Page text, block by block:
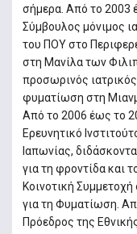
σήμερα. Από το 2003
Σύμβουλος μόνιμος
του ΠΟΥ στο
στη Μανίλα των
προσωρινός
φυματίωση στη
Από το 2006 έως το
Ερευνητικό
Ιαπωνίας,
για τη φροντίδα και
Κοινοτική
για τη Φυματίωση.
Πρόεδρος της